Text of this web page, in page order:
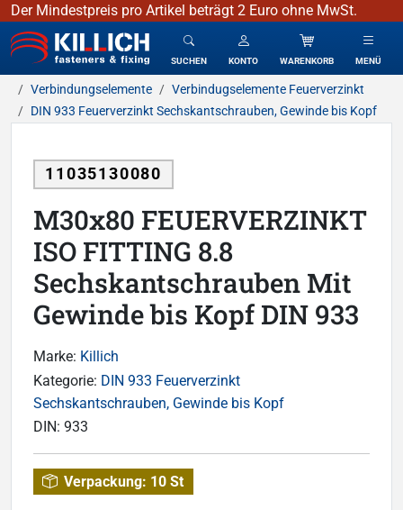
Der Mindestpreis pro Artikel beträgt 2 Euro ohne MwSt.
KILLICH - Verbindungselemente
SUCHEN KONTO WARENKORB MENÜ
Verbindungselemente
Verbindugselemente Feuerverzinkt
DIN 933 Feuerverzinkt Sechskantschrauben, Gewinde bis Kopf
11035130080
M30x80 FEUERVERZINKT
ISO FITTING 8.8
Sechskantschrauben Mit
Gewinde bis Kopf DIN 933
Marke: Killich
Kategorie: DIN 933 Feuerverzinkt
Sechskantschrauben, Gewinde bis Kopf
DIN: 933
Verpackung: 10 St